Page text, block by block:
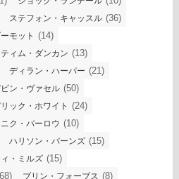
ステフォン・キャッスル (36)
モット (14)
ティム・ダンカン (13)
ディラン・ハーパー (21)
ン・ヴァセル (50)
ック・ホワイト (24)
ニク・バーロウ (10)
ハリソン・バーンズ (15)
・ミルズ (15)
ブリン・フォーブス (8)